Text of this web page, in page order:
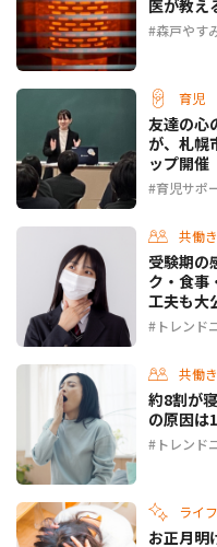
医が教え
森戸やす
育児
友達の心
が、札幌
ップ開催
育児サポ
共働
受験期の
ク・食事
工夫も大
トレンド
共働
約8割が
の原因は
トレンド
ライフ
お正月明